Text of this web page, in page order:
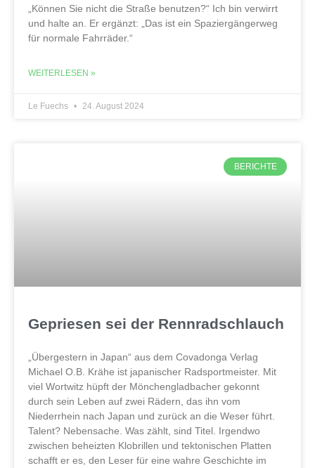
„Können Sie nicht die Straße benutzen?“ Ich bin verwirrt
und halte an. Er ergänzt: „Das ist ein Spaziergängerweg
für normale Fahrräder.“
WEITERLESEN »
Le Fuechs 24. August 2024
BERICHTE
Gepriesen sei der Rennradschlauch
„Übergestern in Japan“ aus dem Covadonga Verlag
Michael O.B. Krähe ist japanischer Radsportmeister. Mit
viel Wortwitz hüpft der Mönchengladbacher gekonnt
durch sein Leben auf zwei Rädern, das ihn vom
Niederrhein nach Japan und zurück an die Weser führt.
Talent? Nebensache. Was zählt, sind Titel. Irgendwo
zwischen beheizten Klobrillen und tektonischen Platten
schafft er es, den Leser für eine wahre Geschichte im